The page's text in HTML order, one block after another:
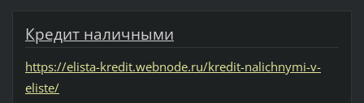
Кредит наличными
https://elista-kredit.webnode.ru/kredit-nalichnymi-v-
eliste/